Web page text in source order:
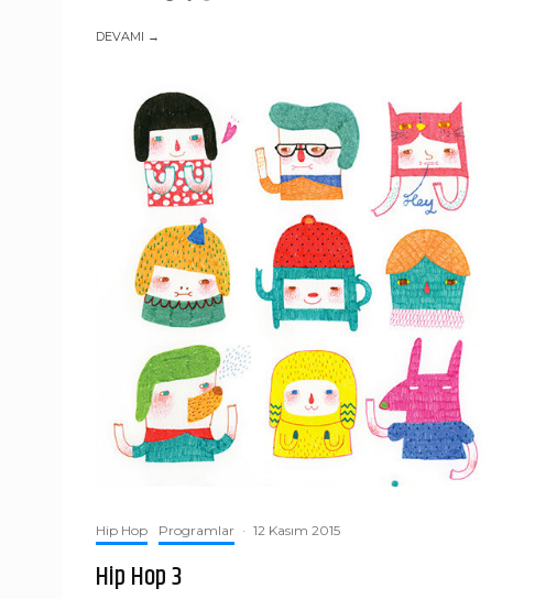
DEVAMI →
Hip Hop Programlar · 12 Kasım 2015
Hip Hop 3